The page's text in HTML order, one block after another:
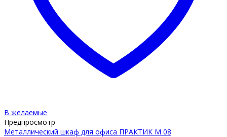
В желаемые
Предпросмотр
Металлический шкаф для офиса ПРАКТИК М 08